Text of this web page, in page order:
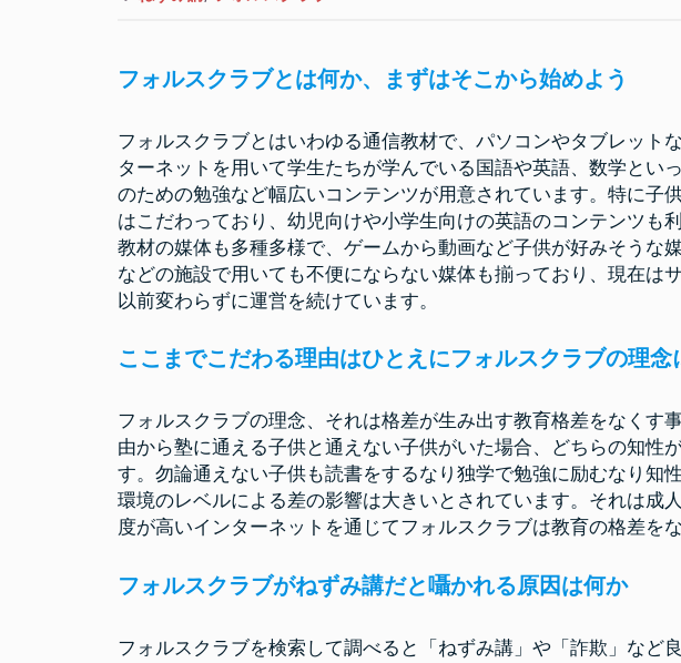
フ
の
フォルスクラブとは何か、まずはそこから始めよう
フォルスクラブとはいわゆる通信教材で、パソコンやタブレット
ターネットを用いて学生たちが学んでいる国語や英語、数学とい
のための勉強など幅広いコンテンツが用意されています。特に子
はこだわっており、幼児向けや小学生向けの英語のコンテンツも
教材の媒体も多種多様で、ゲームから動画など子供が好みそうな
などの施設で用いても不便にならない媒体も揃っており、現在は
以前変わらずに運営を続けています。
ここまでこだわる理由はひとえにフォルスクラブの理念
フォルスクラブの理念、それは格差が生み出す教育格差をなくす
由から塾に通える子供と通えない子供がいた場合、どちらの知性
す。勿論通えない子供も読書をするなり独学で勉強に励むなり知
環境のレベルによる差の影響は大きいとされています。それは成
度が高いインターネットを通じてフォルスクラブは教育の格差を
フォルスクラブがねずみ講だと囁かれる原因は何か
フォルスクラブを検索して調べると「ねずみ講」や「詐欺」など